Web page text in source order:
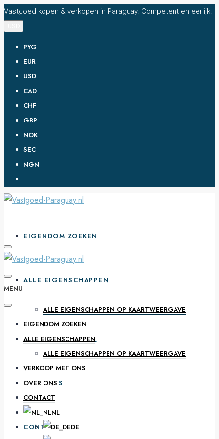
Vastgoed kopen & verkopen in Paraguay. Competent en eerlijk.
PYG
EUR
USD
CAD
CHF
GBP
NOK
SEC
NGN
EIGENDOM ZOEKEN
ALLE EIGENSCHAPPEN
ALLE EIGENSCHAPPEN OP KAARTWEERGAVE
VERKOOP MET ONS
OVER ONS
CONTACT
MENU
EIGENDOM ZOEKEN
ALLE EIGENSCHAPPEN
ALLE EIGENSCHAPPEN OP KAARTWEERGAVE
VERKOOP MET ONS
OVER ONS
CONTACT
NL
DE